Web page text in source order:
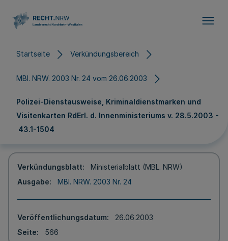
Startseite Verkündungsbereich
MBl. NRW. 2003 Nr. 24 vom 26.06.2003
Polizei-Dienstausweise, Kriminaldienstmarken und
Visitenkarten RdErl. d. Innenministeriums v. 28.5.2003 -
43.1-1504
Verkündungsblatt
Ministerialblatt (MBL. NRW)
Ausgabe
MBl. NRW. 2003 Nr. 24
Veröffentlichungsdatum
26.06.2003
Seite
566